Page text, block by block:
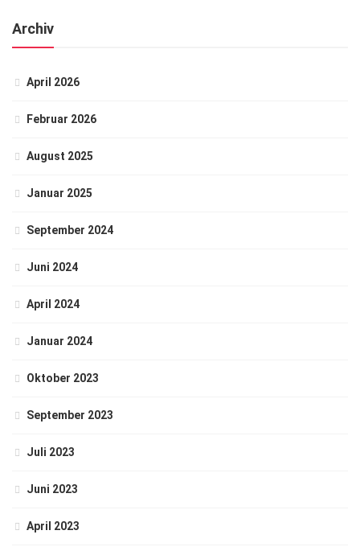
Archiv
April 2026
Februar 2026
August 2025
Januar 2025
September 2024
Juni 2024
April 2024
Januar 2024
Oktober 2023
September 2023
Juli 2023
Juni 2023
April 2023